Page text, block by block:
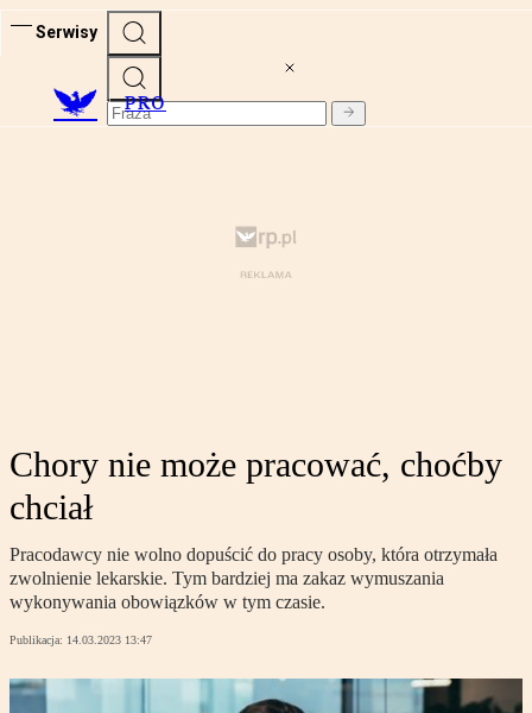
Serwisy
PRO
Chory nie może pracować, choćby
chciał
Pracodawcy nie wolno dopuścić do pracy osoby, która otrzymała
zwolnienie lekarskie. Tym bardziej ma zakaz wymuszania
wykonywania obowiązków w tym czasie.
Publikacja: 14.03.2023 13:47